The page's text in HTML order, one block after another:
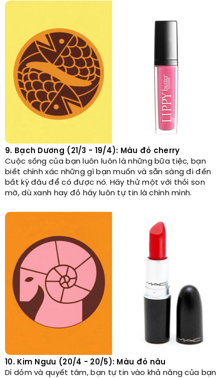
9. Bạch Dương (21/3 - 19/4): Màu đỏ cherry
Cuộc sống của bạn luôn luôn là những bữa tiệc, bạn
biết chính xác những gì bạn muốn và sẵn sàng đi đến
bất kỳ đâu để có được nó. Hãy thử một với thỏi son
mờ, dù xanh hay đỏ hãy luôn tự tin là chính mình.
10. Kim Ngưu (20/4 - 20/5): Màu đỏ nâu
Dí dỏm và quyết tâm, bạn tự tin vào khả năng của bạn